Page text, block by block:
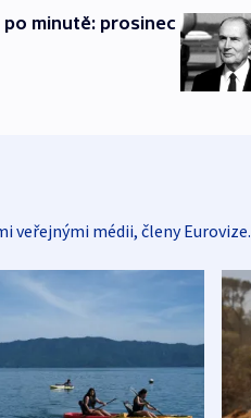
minutě: prosinec
veřejnými médii, členy Eurovize.